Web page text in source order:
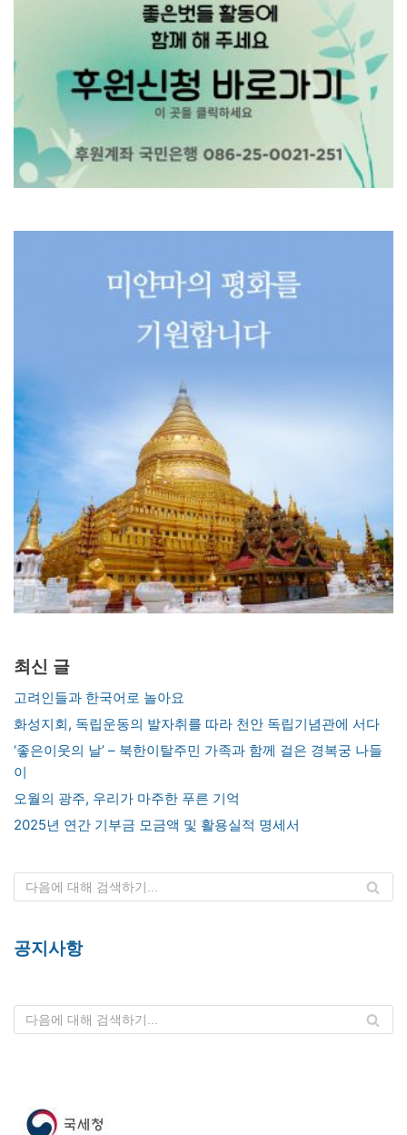
최신 글
고려인들과 한국어로 놀아요
화성지회, 독립운동의 발자취를 따라 천안 독립기념관에 서다
‘좋은이웃의 날’ – 북한이탈주민 가족과 함께 걸은 경복궁 나들
이
오월의 광주, 우리가 마주한 푸른 기억
2025년 연간 기부금 모금액 및 활용실적 명세서
공지사항